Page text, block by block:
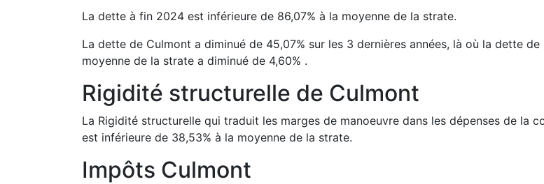
La dette à fin 2024 est inférieure de 86,07% à la moyenne de la strate.
La dette de Culmont a diminué de 45,07% sur les 3 dernières années, là où la dette de
moyenne de la strate a diminué de 4,60% .
Rigidité structurelle de Culmont
La Rigidité structurelle qui traduit les marges de manoeuvre dans les dépenses de la
est inférieure de 38,53% à la moyenne de la strate.
Impôts Culmont